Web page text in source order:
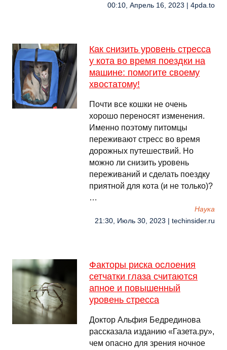
00:10, Апрель 16, 2023 | 4pda.to
Как снизить уровень стресса
у кота во время поездки на
машине: помогите своему
хвостатому!
Почти все кошки не очень
хорошо переносят изменения.
Именно поэтому питомцы
переживают стресс во время
дорожных путешествий. Но
можно ли снизить уровень
переживаний и сделать поездку
приятной для кота (и не только)?
…
Наука
21:30, Июль 30, 2023 | techinsider.ru
Факторы риска ослоения
сетчатки глаза считаются
апное и повышенный
уровень стресса
Доктор Альфия Бедрединова
рассказала изданию «Газета.ру»,
чем опасно для зрения ночное